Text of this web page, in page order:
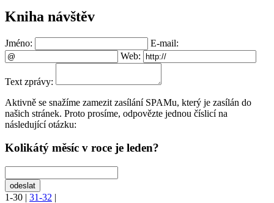
Kniha návštěv
Jméno:
E-mail:
Web:
Text zprávy:
Aktivně se snažíme zamezit zasílání SPAMu, který je zasílán do
našich stránek. Proto prosíme, odpovězte jednou číslicí na
následující otázku:
Kolikátý měsíc v roce je leden?
1-30 | 31-32 |